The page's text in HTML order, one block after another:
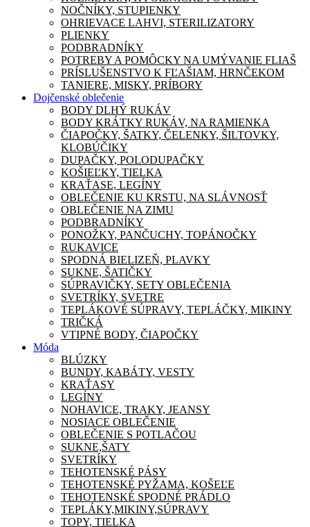
NOČNÍKY, STUPIENKY
OHRIEVACE LAHVI, STERILIZATORY
PLIENKY
PODBRADNÍKY
POTREBY A POMÔCKY NA UMÝVANIE FLIAŠ
PRÍSLUŠENSTVO K FĽAŠIAM, HRNČEKOM
TANIERE, MISKY, PRÍBORY
Dojčenské oblečenie
BODY DLHÝ RUKÁV
BODY KRÁTKY RUKÁV, NA RAMIENKA
ČIAPOČKY, ŠATKY, ČELENKY, ŠILTOVKY,
KLOBÚČIKY
DUPAČKY, POLODUPAČKY
KOŠIEĽKY, TIELKA
KRAŤASE, LEGÍNY
OBLEČENIE KU KRSTU, NA SLÁVNOSŤ
OBLEČENIE NA ZIMU
PODBRADNÍKY
PONOŽKY, PANČUCHY, TOPÁNOČKY
RUKAVICE
SPODNÁ BIELIZEŇ, PLAVKY
SUKNE, ŠATIČKY
SÚPRAVIČKY, SETY OBLEČENIA
SVETRÍKY, SVETRE
TEPLÁKOVÉ SÚPRAVY, TEPLÁČKY, MIKINY
TRIČKÁ
VTIPNÉ BODY, ČIAPOČKY
Móda
BLÚZKY
BUNDY, KABÁTY, VESTY
KRAŤASY
LEGÍNY
NOHAVICE, TRAKY, JEANSY
NOSIACE OBLEČENIE
OBLEČENIE S POTLAČOU
SUKNE,ŠATY
SVETRÍKY
TEHOTENSKÉ PÁSY
TEHOTENSKÉ PYŽAMA, KOŠEĽE
TEHOTENSKÉ SPODNÉ PRÁDLO
TEPLÁKY,MIKINY,SÚPRAVY
TOPY, TIELKA